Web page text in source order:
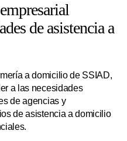
de asistencia a
a domicilio de SSIAD,
a las necesidades
de agencias y
de asistencia a domicilio